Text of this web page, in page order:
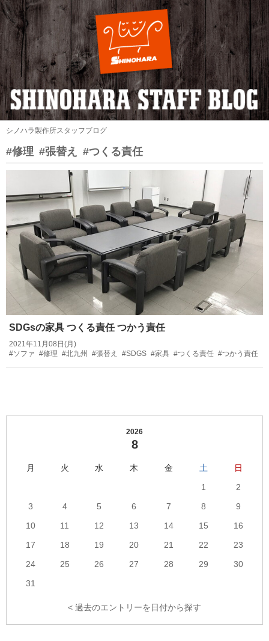
シノハラ製作所スタッフブログ
#修理 #張替え #つくる責任
SDGsの家具 つくる責任 つかう責任
2021年11月08日(月)
#ソファ #修理 #北九州 #張替え #SDGS #家具 #つくる責任 #つかう責任
2026
8
月 火 水 木 金 土
日
1
2
3
4 5 6 7 8
9
10
11 12 13 14 15
16
17
18 19 20 21 22
23
24
25 26 27 28 29
30
31
< 過去のエントリーを日付から探す